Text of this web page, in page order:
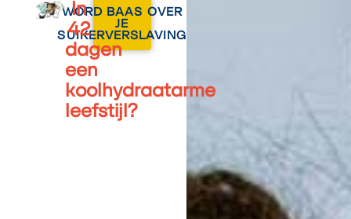
WORD BAAS OVER
JE
SUIKERVERSLAVING
In
42
dagen
een
koolhydraatarme
leefstijl?